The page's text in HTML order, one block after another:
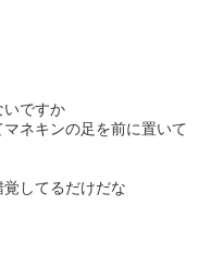
いですか
ネキンの足を前に置いて
してるだけだな